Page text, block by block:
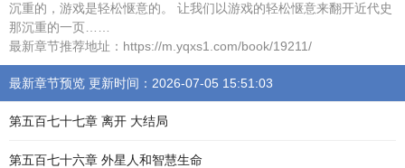
沉重的，游戏是轻松惬意的。 让我们以游戏的轻松惬意来翻开近代史
那沉重的一页……
最新章节推荐地址：https://m.yqxs1.com/book/19211/
最新章节预览 更新时间：2026-07-05 15:51:03
第五百七十七章 离开 大结局
第五百七十六章 外星人和智慧生命